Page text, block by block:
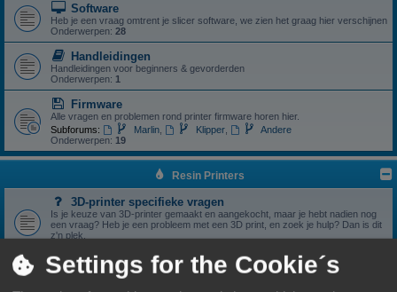
Software
Heb je een vraag omtrent je slicer software, we zien het graag hier verschijnen
Onderwerpen: 28
Handleidingen
Handleidingen voor beginners & gevorderden
Onderwerpen: 1
Firmware
Alle vragen en problemen rond printer firmware horen hier.
Subforums:
Marlin Klipper
Andere
Onderwerpen: 19
Resin Printers
3D-printer specifieke vragen
Is je keuze van 3D-printer gemaakt en aangekocht, maar je hebt nadien nog
een vraag? Heb je een probleem met een 3D print, en zoek je hulp? Dan is dit
z'n plek.
3D print resultaten
Settings for the Cookie´s